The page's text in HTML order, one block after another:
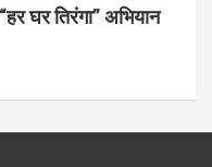
घर तिरंगा” अभियान